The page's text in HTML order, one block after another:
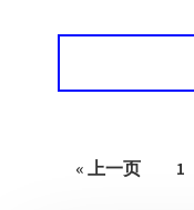
« 上一页 1